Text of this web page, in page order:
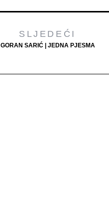
SLJEDEĆI
GORAN SARIĆ | JEDNA PJESMA